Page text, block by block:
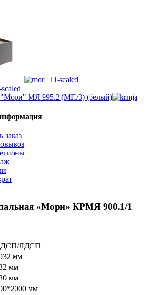
заказ
«Мори» КРМЯ 900.1/1
ЛДСП
мм
мм
мм
мм